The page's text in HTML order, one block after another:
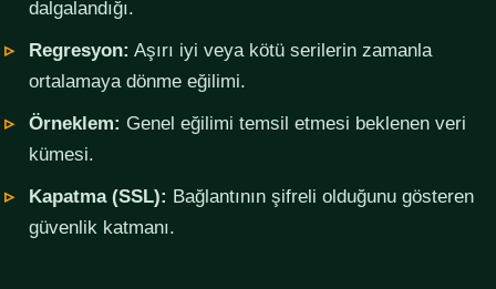
dalgalandığı.
Regresyon: Aşırı iyi veya kötü serilerin zamanla
ortalamaya dönme eğilimi.
Örneklem: Genel eğilimi temsil etmesi beklenen veri
kümesi.
Kapatma (SSL): Bağlantının şifreli olduğunu gösteren
güvenlik katmanı.